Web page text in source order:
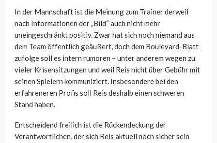
In der Mannschaft ist die Meinung zum Trainer derweil
nach Informationen der „Bild“ auch nicht mehr
uneingeschränkt positiv. Zwar hat sich noch niemand aus
dem Team öffentlich geäußert, doch dem Boulevard-Blatt
zufolge soll es intern rumoren – unter anderem wegen zu
vieler Krisensitzungen und weil Reis nicht über Gebühr mit
seinen Spielern kommuniziert. Insbesondere bei den
erfahreneren Profis soll Reis deshalb einen schweren
Stand haben.
Entscheidend freilich ist die Rückendeckung der
Verantwortlichen, der sich Reis aktuell noch sicher sein